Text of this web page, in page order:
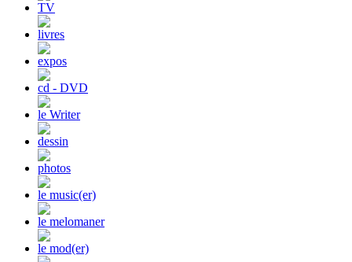
TV
livres
expos
cd - DVD
le Writer
dessin
photos
le music(er)
le melomaner
le mod(er)